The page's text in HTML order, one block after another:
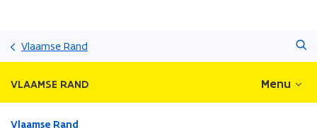
gaan
Vlaamse Rand
VLAAMSE RAND Menu
Gedaan
Vlaamse Rand